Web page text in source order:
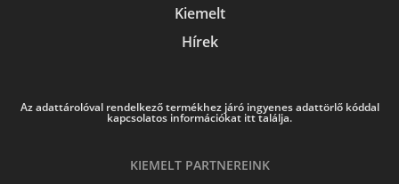
Kiemelt
Hírek
Az adattárolóval rendelkező termékhez járó ingyenes adattörlő kóddal
kapcsolatos információkat itt találja.
KIEMELT PARTNEREINK